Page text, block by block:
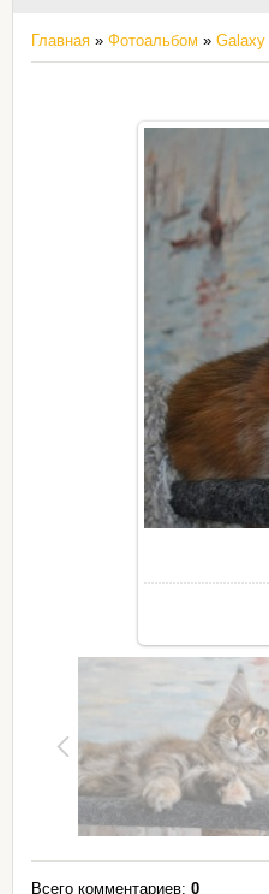
Главная » Фотоальбом » Galaxy
Всего комментариев: 0